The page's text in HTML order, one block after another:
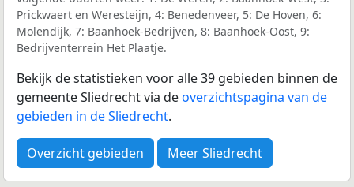
Prickwaert en Weresteijn, 4: Benedenveer, 5: De Hoven, 6:
Molendijk, 7: Baanhoek-Bedrijven, 8: Baanhoek-Oost, 9:
Bedrijventerrein Het Plaatje.
Bekijk de statistieken voor alle 39 gebieden binnen de
gemeente Sliedrecht via deoverzichtspagina van de
gebieden in de Sliedrecht.
Overzicht gebieden Meer Sliedrecht